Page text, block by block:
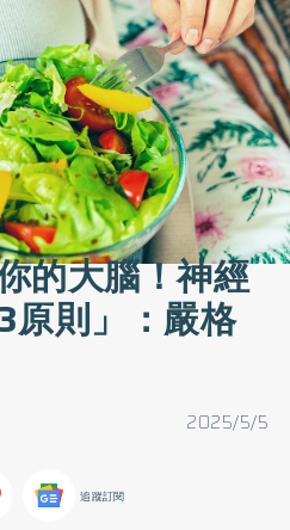
的大腦！神經
原則」：嚴格
2025/5/5
追蹤訂閱